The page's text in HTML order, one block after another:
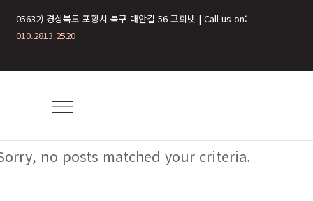
05632) 경상북도 포항시 북구 대안길 56 교회넷 | Call us on:
010.2813.2520
no posts matched your criteria.